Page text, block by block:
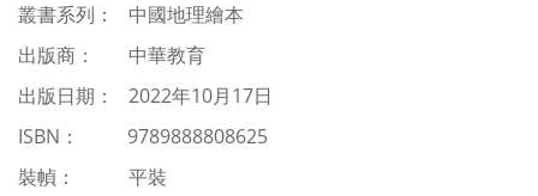
叢書系列： 中國地理繪本
出版商： 中華教育
出版日期： 2022年10月17日
ISBN ：
9789888808625
裝幀： 平裝